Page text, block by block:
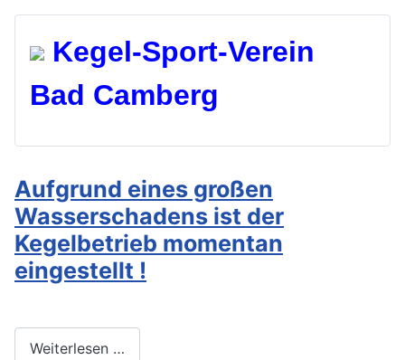
Kegel-Sport-Verein
Bad Camberg
Aufgrund eines großen
Wasserschadens ist der
Kegelbetrieb momentan
eingestellt !
Weiterlesen …